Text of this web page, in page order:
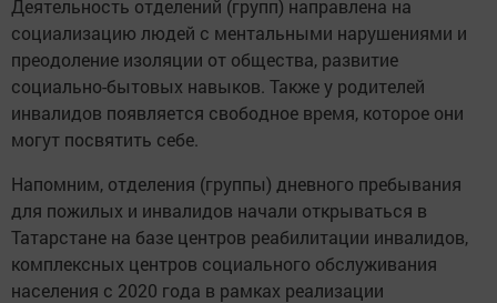
Деятельность отделений (групп) направлена на
социализацию людей с ментальными нарушениями и
преодоление изоляции от общества, развитие
социально-бытовых навыков. Также у родителей
инвалидов появляется свободное время, которое они
могут посвятить себе.
Напомним, отделения (группы) дневного пребывания
для пожилых и инвалидов начали открываться в
Татарстане на базе центров реабилитации инвалидов,
комплексных центров социального обслуживания
населения с 2020 года в рамках реализации